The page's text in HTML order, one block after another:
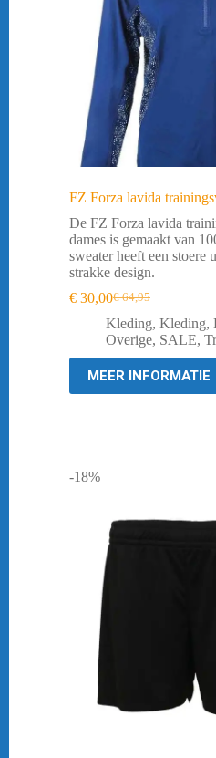
FZ Forza lavida
De FZ Forza lavida
dames is gemaakt van
sweater heeft een stoere
strakke design.
€64,95
Oorspronkelijke
prijs
was:
€ 30,00Huidige
prijs
is:
Kleding, Kleding,
Overige, SALE,
MEER INFORMATIE
-18%